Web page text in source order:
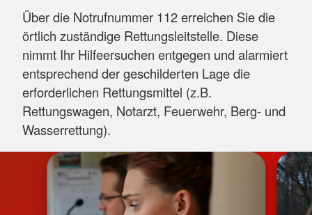
Über die Notrufnummer 112 erreichen Sie die
örtlich zuständige Rettungsleitstelle. Diese
nimmt Ihr Hilfeersuchen entgegen und alarmiert
entsprechend der geschilderten Lage die
erforderlichen Rettungsmittel (z.B.
Rettungswagen, Notarzt, Feuerwehr, Berg- und
Wasserrettung).